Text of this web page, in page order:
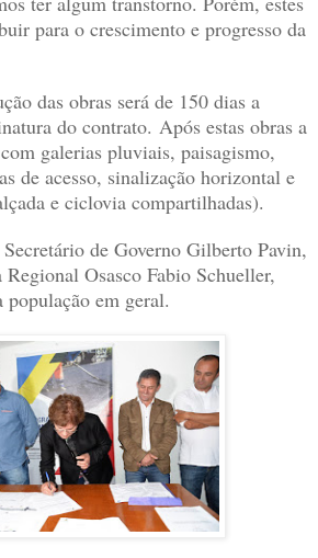
para o crescimento e progresso da
das obras será de 150 dias a
do contrato. Após estas obras a
galerias pluviais, paisagismo,
de acesso, sinalização horizontal e
e ciclovia compartilhadas).
de Governo Gilberto Pavin,
Osasco Fabio Schueller,
em geral.